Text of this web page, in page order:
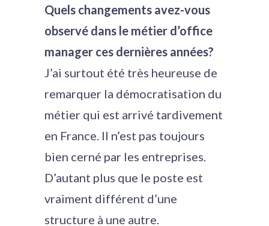
Quels changements avez-vous
observé dans le métier d’office
manager ces dernières années?
J’ai surtout été très heureuse de
remarquer la démocratisation du
métier qui est arrivé tardivement
en France. Il n’est pas toujours
bien cerné par les entreprises.
D’autant plus que le poste est
vraiment différent d’une
structure à une autre.